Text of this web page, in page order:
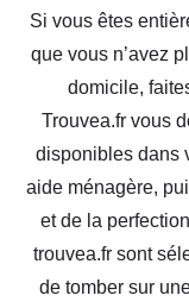
Si vous êtes
que vous n’avez
domicile,
Trouvea.fr vous
disponibles dans
aide ménagère,
et de la
trouvea.fr sont
de tomber sur